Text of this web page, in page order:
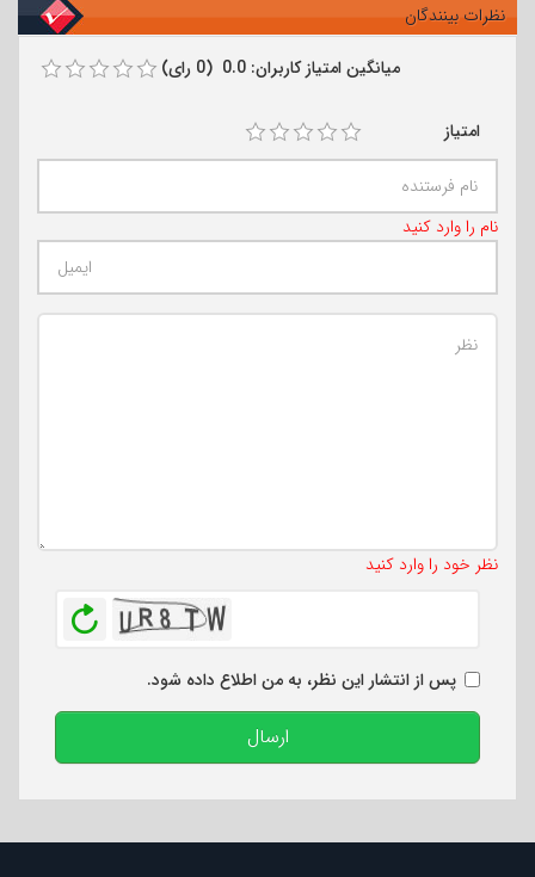
نظرات بینندگان
میانگین امتیاز کاربران: 0.0 (0 رای)
امتیاز
نام را وارد کنید
نظر خود را وارد کنید
پس از انتشار این نظر، به من اطلاع داده شود.
ارسال